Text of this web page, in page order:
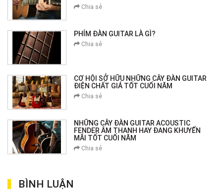
Chia sẻ
PHÍM ĐÀN GUITAR LÀ GÌ?
Chia sẻ
CƠ HỘI SỞ HỮU NHỮNG CÂY ĐÀN GUITAR
ĐIỆN CHẤT GIÁ TỐT CUỐI NĂM
Chia sẻ
NHỮNG CÂY ĐÀN GUITAR ACOUSTIC
FENDER ÂM THANH HAY ĐANG KHUYẾN
MÃI TỐT CUỐI NĂM
Chia sẻ
BÌNH LUẬN